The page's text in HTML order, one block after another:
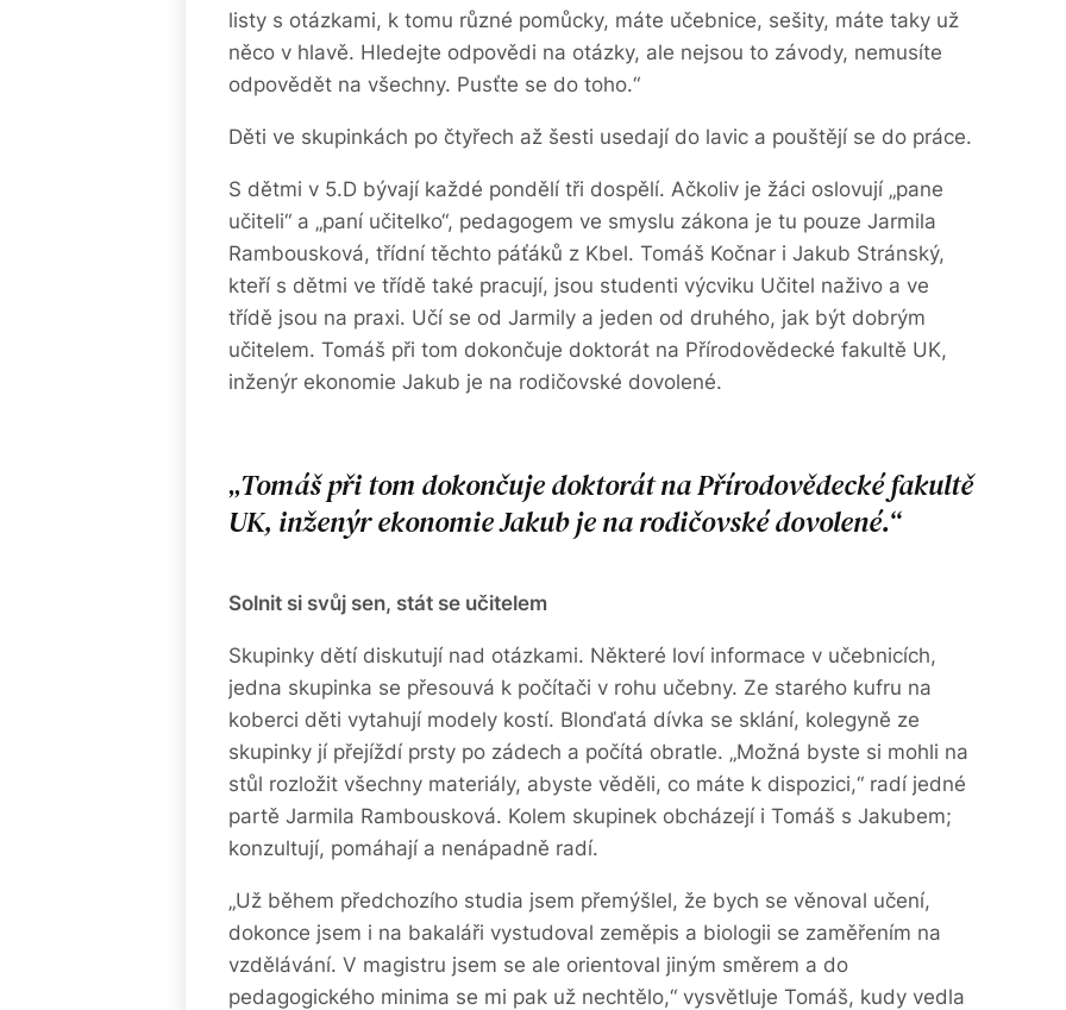
listy s otázkami, k tomu různé pomůcky, máte učebnice, sešity, máte taky už
něco v hlavě. Hledejte odpovědi na otázky, ale nejsou to závody, nemusíte
odpovědět na všechny. Pusťte se do toho.“
Děti ve skupinkách po čtyřech až šesti usedají do lavic a pouštějí se do práce.
S dětmi v 5.D bývají každé pondělí tři dospělí. Ačkoliv je žáci oslovují „pane
učiteli“ a „paní učitelko“, pedagogem ve smyslu zákona je tu pouze Jarmila
Rambousková, třídní těchto páťáků z Kbel. Tomáš Kočnar i Jakub Stránský,
kteří s dětmi ve třídě také pracují, jsou studenti výcviku Učitel naživo a ve
třídě jsou na praxi. Učí se od Jarmily a jeden od druhého, jak být dobrým
učitelem. Tomáš při tom dokončuje doktorát na Přírodovědecké fakultě UK,
inženýr ekonomie Jakub je na rodičovské dovolené.
Tomáš při tom dokončuje doktorát na Přírodovědecké fakultě
UK, inženýr ekonomie Jakub je na rodičovské dovolené.
Solnit si svůj sen, stát se učitelem
Skupinky dětí diskutují nad otázkami. Některé loví informace v učebnicích,
jedna skupinka se přesouvá k počítači v rohu učebny. Ze starého kufru na
koberci děti vytahují modely kostí. Blonďatá dívka se sklání, kolegyně ze
skupinky jí přejíždí prsty po zádech a počítá obratle. „Možná byste si mohli na
stůl rozložit všechny materiály, abyste věděli, co máte k dispozici,“ radí jedné
partě Jarmila Rambousková. Kolem skupinek obcházejí i Tomáš s Jakubem;
konzultují, pomáhají a nenápadně radí.
„Už během předchozího studia jsem přemýšlel, že bych se věnoval učení,
dokonce jsem i na bakaláři vystudoval zeměpis a biologii se zaměřením na
vzdělávání. V magistru jsem se ale orientoval jiným směrem a do
pedagogického minima se mi pak už nechtělo,“ vysvětluje Tomáš, kudy vedla